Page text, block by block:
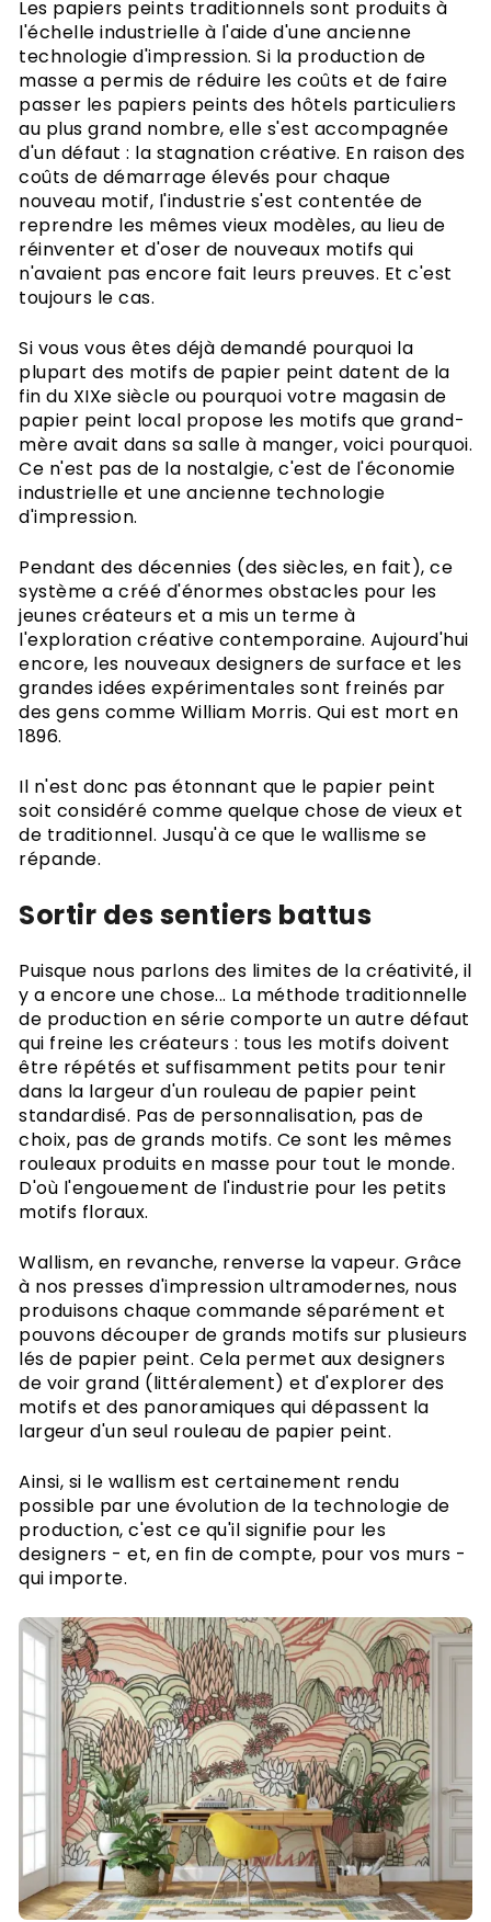
Les papiers peints traditionnels sont produits à
l'échelle industrielle à l'aide d'une ancienne
technologie d'impression. Si la production de
masse a permis de réduire les coûts et de faire
passer les papiers peints des hôtels particuliers
au plus grand nombre, elle s'est accompagnée
d'un défaut : la stagnation créative. En raison des
coûts de démarrage élevés pour chaque
nouveau motif, l'industrie s'est contentée de
reprendre les mêmes vieux modèles, au lieu de
réinventer et d'oser de nouveaux motifs qui
n'avaient pas encore fait leurs preuves. Et c'est
toujours le cas.
Si vous vous êtes déjà demandé pourquoi la
plupart des motifs de papier peint datent de la
fin du XIXe siècle ou pourquoi votre magasin de
papier peint local propose les motifs que grand-
mère avait dans sa salle à manger, voici pourquoi.
Ce n'est pas de la nostalgie, c'est de l'économie
industrielle et une ancienne technologie
d'impression.
Pendant des décennies (des siècles, en fait), ce
système a créé d'énormes obstacles pour les
jeunes créateurs et a mis un terme à
l'exploration créative contemporaine. Aujourd'hui
encore, les nouveaux designers de surface et les
grandes idées expérimentales sont freinés par
des gens comme William Morris. Qui est mort en
1896.
Il n'est donc pas étonnant que le papier peint
soit considéré comme quelque chose de vieux et
de traditionnel. Jusqu'à ce que le wallisme se
répande.
Sortir des sentiers battus
Puisque nous parlons des limites de la créativité, il
y a encore une chose... La méthode traditionnelle
de production en série comporte un autre défaut
qui freine les créateurs : tous les motifs doivent
être répétés et suffisamment petits pour tenir
dans la largeur d'un rouleau de papier peint
standardisé. Pas de personnalisation, pas de
choix, pas de grands motifs. Ce sont les mêmes
rouleaux produits en masse pour tout le monde.
D'où l'engouement de l'industrie pour les petits
motifs floraux.
Wallism, en revanche, renverse la vapeur. Grâce
à nos presses d'impression ultramodernes, nous
produisons chaque commande séparément et
pouvons découper de grands motifs sur plusieurs
lés de papier peint. Cela permet aux designers
de voir grand (littéralement) et d'explorer des
motifs et des panoramiques qui dépassent la
largeur d'un seul rouleau de papier peint.
Ainsi, si le wallism est certainement rendu
possible par une évolution de la technologie de
production, c'est ce qu'il signifie pour les
designers - et, en fin de compte, pour vos murs -
qui importe.